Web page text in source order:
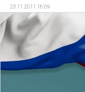
23.11.2011 16:09